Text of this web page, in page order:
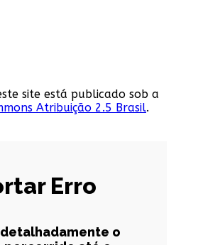
site está publicado sob a
Atribuição 2.5 Brasil.
Erro
o